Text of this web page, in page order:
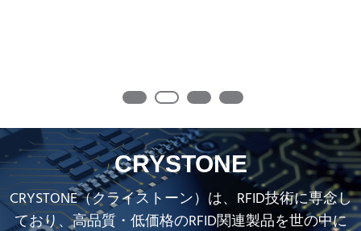
リーディング人材）が代表を務め、国内外のデジタ
ル/アナログ技術専門家より構成され、RFID用ICとそ
の関連製品において、10年にわたり技術経験を蓄積
してきました。